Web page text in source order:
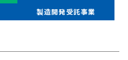
製造開発受託事業